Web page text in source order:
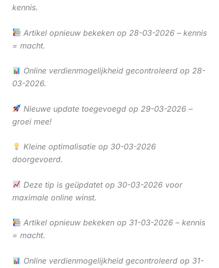
kennis.
Artikel opnieuw bekeken op 28-03-2026 – kennis
= macht.
Online verdienmogelijkheid gecontroleerd op 28-
03-2026.
Nieuwe update toegevoegd op 29-03-2026 –
groei mee!
Kleine optimalisatie op 30-03-2026
doorgevoerd.
Deze tip is geüpdatet op 30-03-2026 voor
maximale online winst.
Artikel opnieuw bekeken op 31-03-2026 – kennis
= macht.
Online verdienmogelijkheid gecontroleerd op 31-